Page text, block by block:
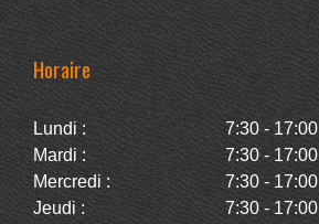
Horaire
Lundi :
7:30 - 17:00
Mardi :
7:30 - 17:00
Mercredi :
7:30 - 17:00
Jeudi :
7:30 - 17:00